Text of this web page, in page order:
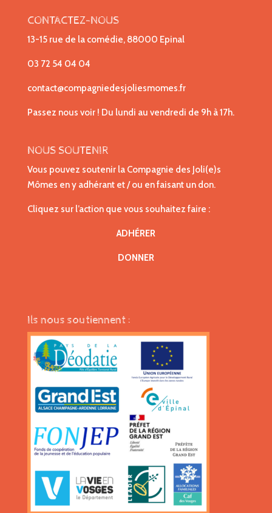
CONTACTEZ-NOUS
13-15 rue de la comédie, 88000 Epinal
03 72 54 04 04
contact@compagniedesjoliesmomes.fr
Passez nous voir ! Du lundi au vendredi de 9h à 17h.
NOUS SOUTENIR
Vous pouvez soutenir la Compagnie des Joli(e)s
Mômes en y adhérant et / ou en faisant un don.
Cliquez sur l’action que vous souhaitez faire :
ADHÉRER
DONNER
Ils nous soutiennent :